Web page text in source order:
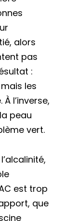
alors
pas
:
les
l’inverse,
peau
vert.
est trop
que